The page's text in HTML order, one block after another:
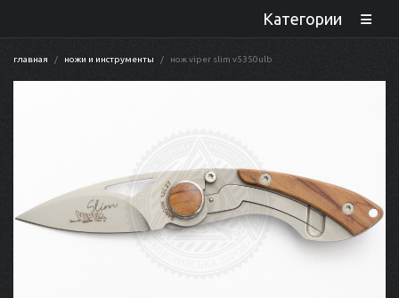
Категории
главная ножи и инструменты нож viper slim v5350ulb